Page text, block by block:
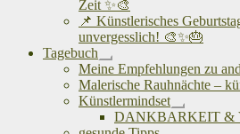
Zeit ✨🎨
📌 Künstlerisches
unvergesslich! 🎨✨🎂
Tagebuch
Untermenü
öffnen
Meine Empfehlungen zu
Malerische Rauhnächte –
Künstlermindset
Untermenü
öffnen
DANKBARKEIT &